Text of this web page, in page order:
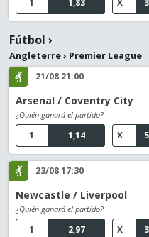
1,83
1 X
Fútbol ›
Angleterre› Premier League
21/08 21:00
Arsenal / Coventry City
¿Quién ganará el partido?
1,14
1 X
23/08 17:30
Newcastle / Liverpool
¿Quién ganará el partido?
2,97
1 X